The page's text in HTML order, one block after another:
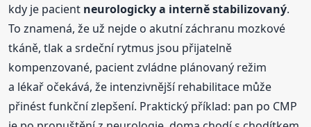
kdy je pacient neurologicky a interně stabilizovaný.
To znamená, že už nejde o akutní záchranu mozkové
tkáně, tlak a srdeční rytmus jsou přijatelně
kompenzované, pacient zvládne plánovaný režim
a lékař očekává, že intenzivnější rehabilitace může
přinést funkční zlepšení. Praktický příklad: pan po CMP